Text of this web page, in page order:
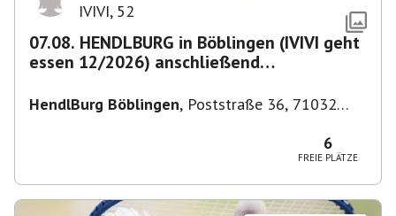
IVIVI, 52
07.08. HENDLBURG in Böblingen (IVIVI geht
essen 12/2026) anschließend
HendlBurg Böblingen, Poststraße 36, 71032
6
FREIE PLÄTZE